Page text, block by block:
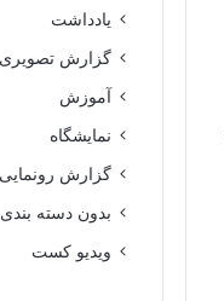
یادداشت
گزارش تصویری
آموزش
نمایشگاه
گزارش رونمایی
بدون دسته بندی
ویدیو کست